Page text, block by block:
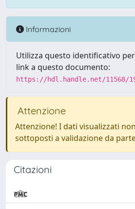
Informazioni
Utilizza questo identificativo
link a questo documento:
https://hdl.handle.net/11568/
Attenzione
Attenzione! I dati visualizzati
sottoposti a validazione da
Citazioni